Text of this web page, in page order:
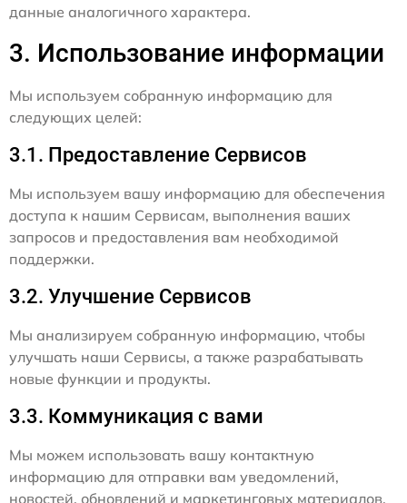
данные аналогичного характера.
3. Использование информации
Мы используем собранную информацию для
следующих целей:
3.1. Предоставление Сервисов
Мы используем вашу информацию для обеспечения
доступа к нашим Сервисам, выполнения ваших
запросов и предоставления вам необходимой
поддержки.
3.2. Улучшение Сервисов
Мы анализируем собранную информацию, чтобы
улучшать наши Сервисы, а также разрабатывать
новые функции и продукты.
3.3. Коммуникация с вами
Мы можем использовать вашу контактную
информацию для отправки вам уведомлений,
новостей, обновлений и маркетинговых материалов,